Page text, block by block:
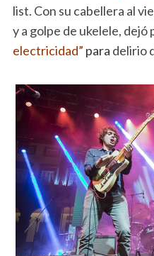
list. Con su cabellera al
y a golpe de ukelele, dejó
electricidad” para delirio